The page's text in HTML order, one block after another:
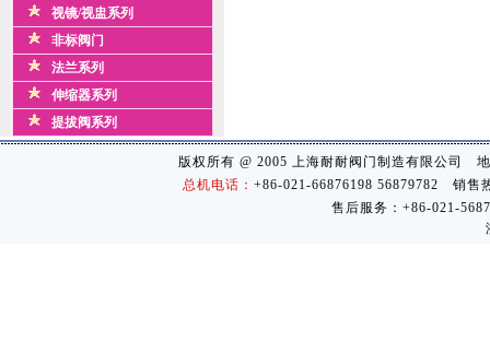
视镜/视盅系列
非标阀门
法兰系列
伸缩器系列
提拔阀系列
版权所有 @ 2005 上海耐耐阀门制造有限公司
总机电话： +86-021-66876198 56879782 销售
售后服务：+86-021-